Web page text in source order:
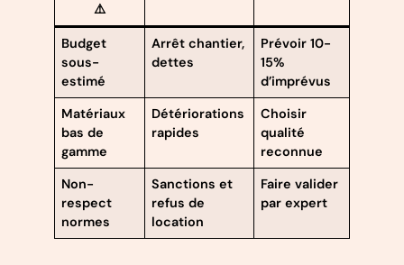
⚠️
Budget
sous-
estimé
Arrêt chantier,
dettes
Prévoir 10-
15%
d’imprévus
Matériaux
bas de
gamme
Détériorations
rapides
Choisir
qualité
reconnue
Non-
respect
normes
Sanctions et
refus de
location
Faire valider
par expert